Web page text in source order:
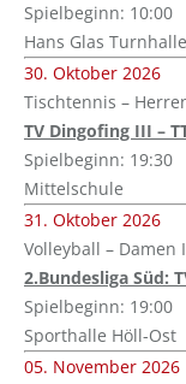
Spielbeginn: 10:00
Hans Glas Turnhalle
30. Oktober 2026
Tischtennis –
TV Dingofing III –
Spielbeginn: 19:30
Mittelschule
31. Oktober 2026
Volleyball – Damen I
2.Bundesliga Süd:
Spielbeginn: 19:00
Sporthalle Höll-Ost
05. November 2026